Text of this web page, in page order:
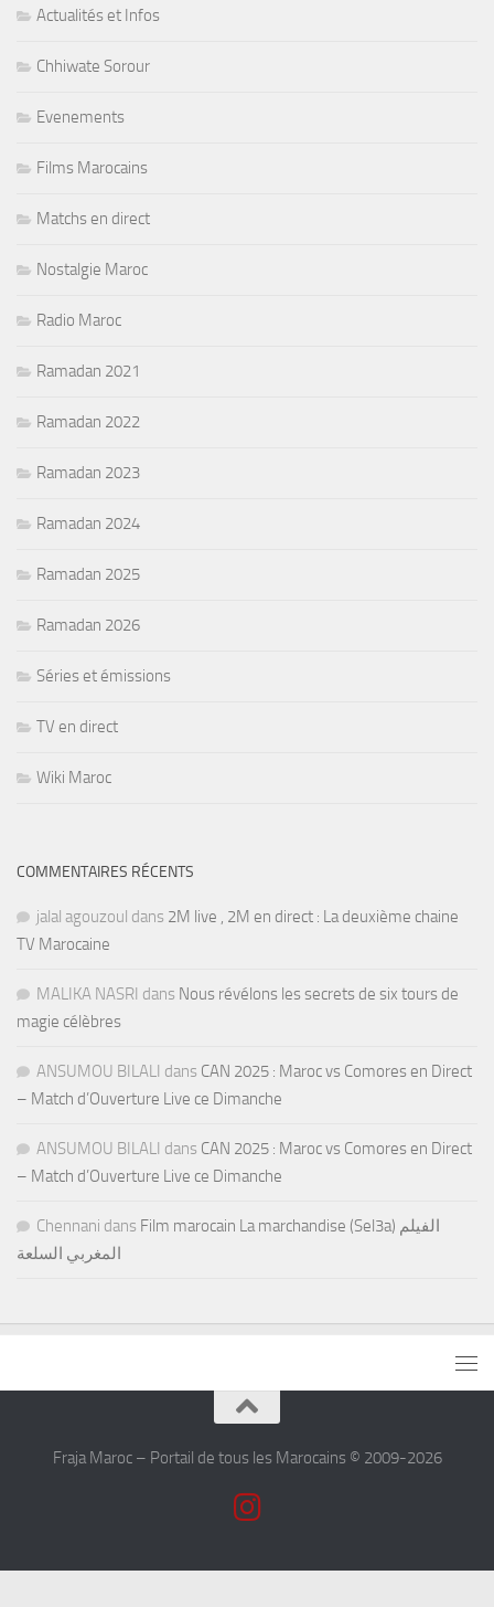
Actualités et Infos
Chhiwate Sorour
Evenements
Films Marocains
Matchs en direct
Nostalgie Maroc
Radio Maroc
Ramadan 2021
Ramadan 2022
Ramadan 2023
Ramadan 2024
Ramadan 2025
Ramadan 2026
Séries et émissions
TV en direct
Wiki Maroc
COMMENTAIRES RÉCENTS
jalal agouzoul dans 2M live , 2M en direct : La deuxième chaine
TV Marocaine
MALIKA NASRI dans Nous révélons les secrets de six tours de
magie célèbres
ANSUMOU BILALI dans CAN 2025 : Maroc vs Comores en Direct
– Match d’Ouverture Live ce Dimanche
ANSUMOU BILALI dans CAN 2025 : Maroc vs Comores en Direct
– Match d’Ouverture Live ce Dimanche
Chennani dans Film marocain La marchandise (Sel3a) الفيلم
المغربي السلعة
Fraja Maroc – Portail de tous les Marocains © 2009-2026